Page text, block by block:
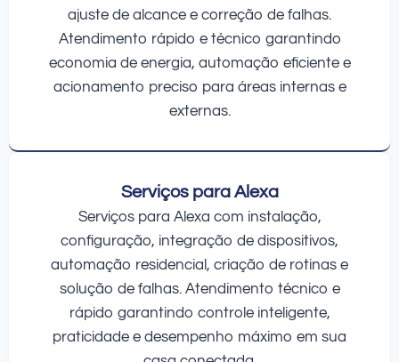
ajuste de alcance e correção de falhas.
Atendimento rápido e técnico garantindo
economia de energia, automação eficiente e
acionamento preciso para áreas internas e
externas.
Serviços para Alexa
Serviços para Alexa com instalação,
configuração, integração de dispositivos,
automação residencial, criação de rotinas e
solução de falhas. Atendimento técnico e
rápido garantindo controle inteligente,
praticidade e desempenho máximo em sua